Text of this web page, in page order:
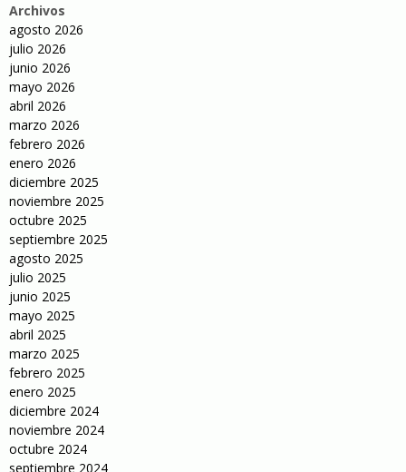
Archivos
agosto 2026
julio 2026
junio 2026
mayo 2026
abril 2026
marzo 2026
febrero 2026
enero 2026
diciembre 2025
noviembre 2025
octubre 2025
septiembre 2025
agosto 2025
julio 2025
junio 2025
mayo 2025
abril 2025
marzo 2025
febrero 2025
enero 2025
diciembre 2024
noviembre 2024
octubre 2024
septiembre 2024